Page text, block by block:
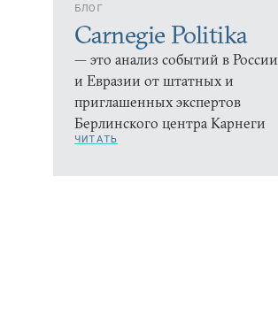
БЛОГ
Carnegie Politika
— это анализ событий в России
и Евразии от штатных и
приглашенных экспертов
Берлинского центра Карнеги
ЧИТАТЬ